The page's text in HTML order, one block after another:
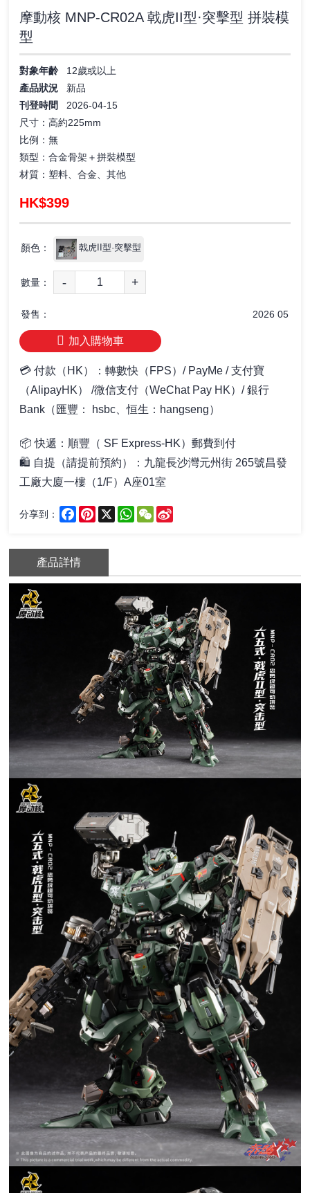
摩動核 MNP-CR02A 戟虎II型·突擊型 拼裝模
型
對象年齡
12歲或以上
產品狀況
新品
刊登時間
2026-04-15
尺寸：高約225mm
比例：無
類型：合金骨架＋拼裝模型
材質：塑料、合金、其他
HK$399
顏色： 戟虎II型·突擊型
數量： - +
發售： 2026 05
加入購物車
💳 付款（HK）：轉數快（FPS）/ PayMe / 支付寶
（AlipayHK） /微信支付（WeChat Pay HK）/ 銀行
Bank（匯豐： hsbc、恒生：hangseng）
📦快遞：順豐（ SF Express-HK）郵費到付
🛍️ 自提 （請提前預約） ： 九龍長沙灣元州街 265號昌發
工廠大廈一樓（1/F）A座01室
分享到： Facebook
Pinterest
X WhatsApp
WeChat
產品詳情